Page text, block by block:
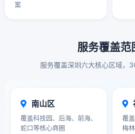
案
服务覆盖范
服务覆盖深圳六大核心区域，
南山区
覆盖科技园、后海、前海、
蛇口等核心商圈
覆
梅